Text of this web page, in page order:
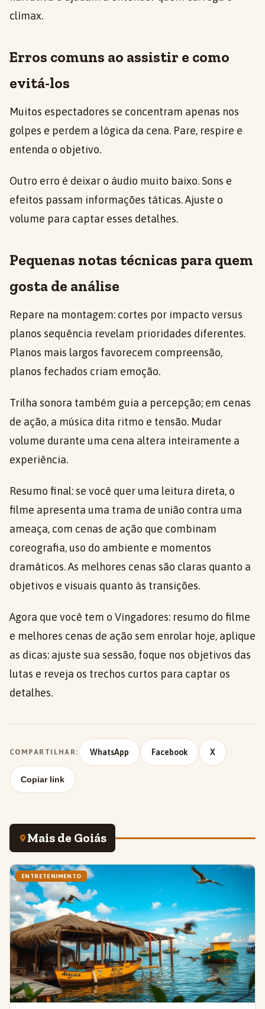
clímax.
Erros comuns ao assistir e como
evitá-los
Muitos espectadores se concentram apenas nos
golpes e perdem a lógica da cena. Pare, respire e
entenda o objetivo.
Outro erro é deixar o áudio muito baixo. Sons e
efeitos passam informações táticas. Ajuste o
volume para captar esses detalhes.
Pequenas notas técnicas para quem
gosta de análise
Repare na montagem: cortes por impacto versus
planos sequência revelam prioridades diferentes.
Planos mais largos favorecem compreensão,
planos fechados criam emoção.
Trilha sonora também guia a percepção; em cenas
de ação, a música dita ritmo e tensão. Mudar
volume durante uma cena altera inteiramente a
experiência.
Resumo final: se você quer uma leitura direta, o
filme apresenta uma trama de união contra uma
ameaça, com cenas de ação que combinam
coreografia, uso do ambiente e momentos
dramáticos. As melhores cenas são claras quanto a
objetivos e visuais quanto às transições.
Agora que você tem o Vingadores: resumo do filme
e melhores cenas de ação sem enrolar hoje, aplique
as dicas: ajuste sua sessão, foque nos objetivos das
lutas e reveja os trechos curtos para captar os
detalhes.
COMPARTILHAR: WhatsApp Facebook X
Copiar link
Mais de Goiás
ENTRETENIMENTO